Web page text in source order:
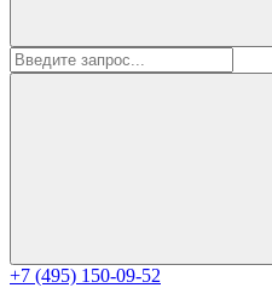
+7 (495) 150-09-52